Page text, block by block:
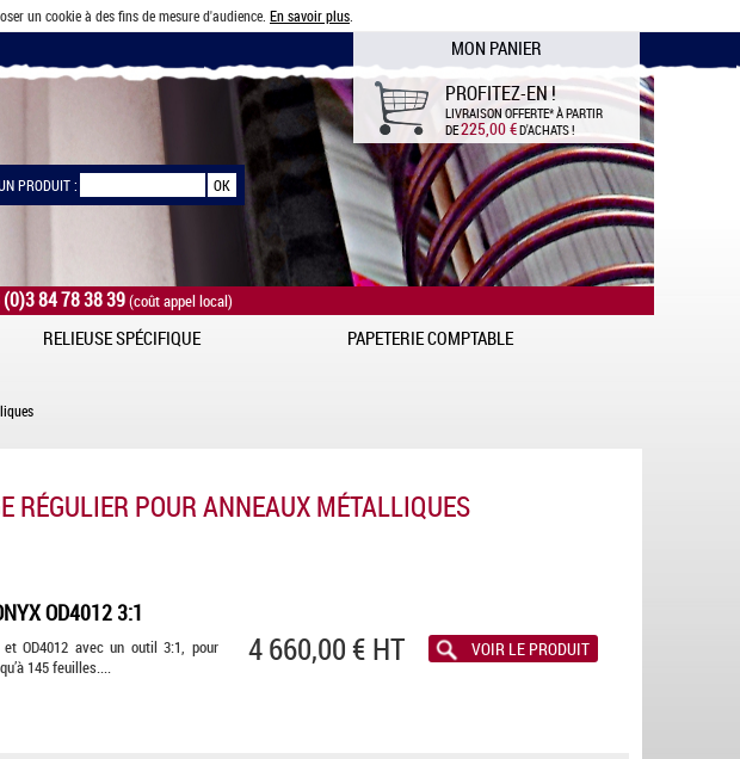
un cookie à des fins de mesure d'audience. En savoir plus
MON PANIER
PROFITEZ-EN !
LIVRAISON OFFERTE*À PARTIR
DE225,00 €D'ACHATS !
PRODUIT :
84 78 38 39(coût appel local)
RELIEUSE SPÉCIFIQUE PAPETERIE COMPTABLE
RÉGULIER POUR ANNEAUX MÉTALLIQUES
OD4012 3:1
et OD4012 avec un outil 3:1, pour
145 feuilles....
4 660,00 € HT VOIR LE PRODUIT